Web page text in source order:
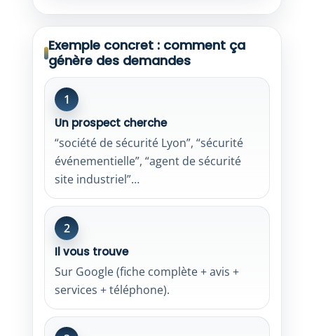
Exemple concret : comment ça
génère des demandes
1
Un prospect cherche
“société de sécurité Lyon”, “sécurité
événementielle”, “agent de sécurité
site industriel”…
2
Il vous trouve
Sur Google (fiche complète + avis +
services + téléphone).